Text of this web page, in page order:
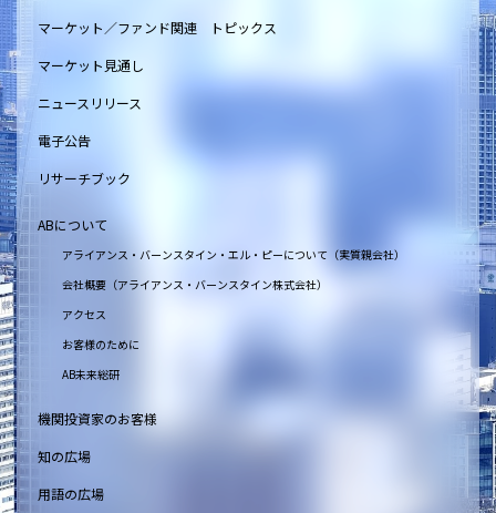
マーケット／ファンド関連 トピックス
マーケット見通し
ニュースリリース
電子公告
リサーチブック
ABについて
アライアンス・バーンスタイン・エル・ピーについて（実質親会社）
会社概要（アライアンス・バーンスタイン株式会社）
アクセス
お客様のために
AB未来総研
機関投資家のお客様
知の広場
用語の広場